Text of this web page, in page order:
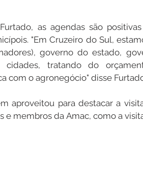
as agendas são
"Em Cruzeiro do Sul,
governo do estado,
tratando do
com o agronegócio" disse
aproveitou para destacar a
membros da Amac, como a